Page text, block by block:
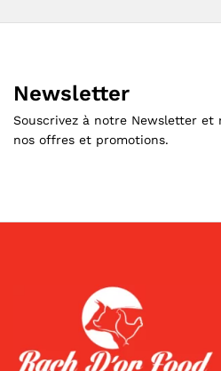
Newsletter
Souscrivez à notre Newsletter
nos offres et promotions.